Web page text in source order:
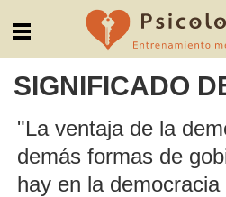
SIGNIFICADO
"La ventaja de la
demás formas de
hay en la